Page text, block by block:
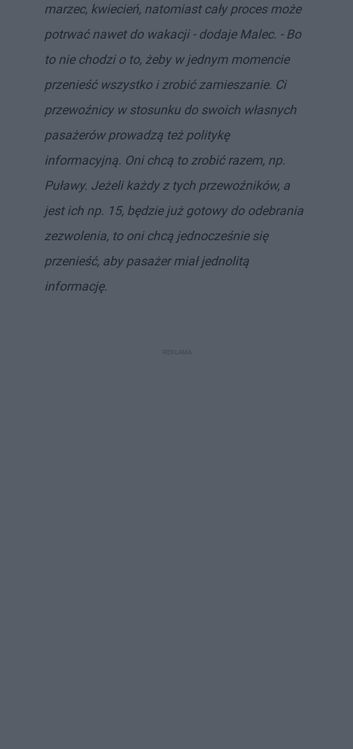
marzec, kwiecień, natomiast cały proces może
potrwać nawet do wakacji - dodaje Malec. - Bo
to nie chodzi o to, żeby w jednym momencie
przenieść wszystko i zrobić zamieszanie. Ci
przewoźnicy w stosunku do swoich własnych
pasażerów prowadzą też politykę
informacyjną. Oni chcą to zrobić razem, np.
Puławy. Jeżeli każdy z tych przewoźników, a
jest ich np. 15, będzie już gotowy do odebrania
zezwolenia, to oni chcą jednocześnie się
przenieść, aby pasażer miał jednolitą
informację.